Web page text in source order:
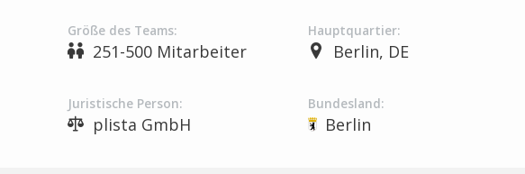
Größe des Teams:
251-500 Mitarbeiter
Hauptquartier:
Berlin, DE
Juristische Person:
plista GmbH
Bundesland:
Berlin